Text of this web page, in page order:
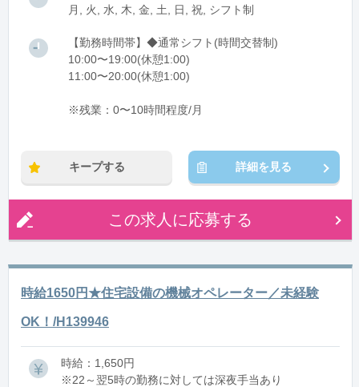
月, 火, 水, 木, 金, 土, 日, 祝, シフト制
【勤務時間帯】◆通常シフト(時間交替制)
10:00〜19:00(休憩1:00)
11:00〜20:00(休憩1:00)
※残業：0〜10時間程度/月
キープする 詳細を見る
この求人に応募する
時給1650円★住宅設備の機械オペレーター／未経験
OK！/H139946
時給：1,650円
※22～翌5時の勤務に対しては深夜手当あり